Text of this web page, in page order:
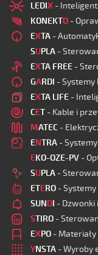
LEDIX -
KONEKTO -
EXTA -
SUPLA -
EXTA FREE -
GARDI -
EXTA LIFE -
CET - Kable i
MATEC -
ENTRA -
EKO-OZE-PV -
SUPLA -
ETERO -
SUNDI - Dzwonki
STIRO -
EXPO -
YNSTA - Wyroby